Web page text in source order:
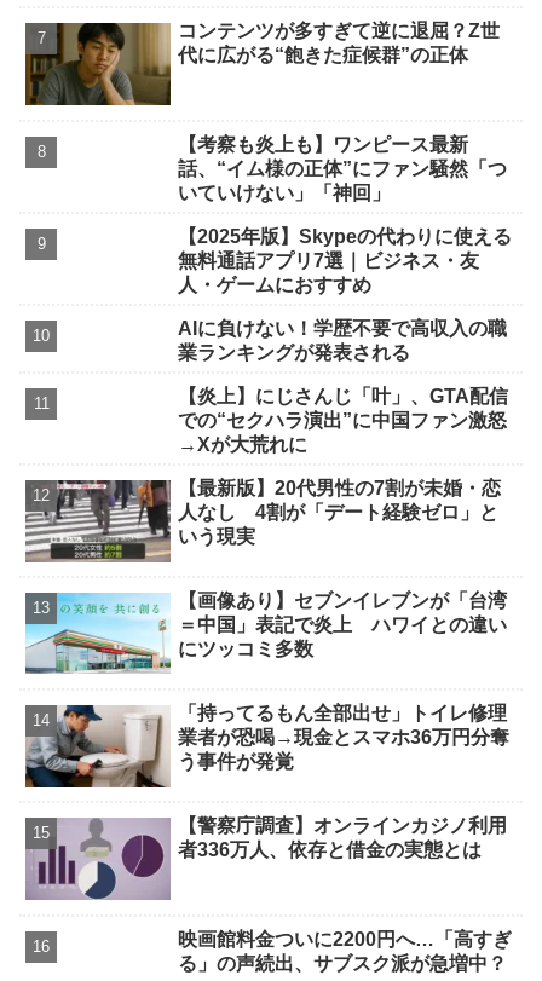
コンテンツが多すぎて逆に退屈？Z世
代に広がる“飽きた症候群”の正体
【考察も炎上も】ワンピース最新
話、“イム様の正体”にファン騒然「つ
いていけない」「神回」
【2025年版】Skypeの代わりに使える
無料通話アプリ7選｜ビジネス・友
人・ゲームにおすすめ
AIに負けない！学歴不要で高収入の職
業ランキングが発表される
【炎上】にじさんじ「叶」、GTA配信
での“セクハラ演出”に中国ファン激怒
→Xが大荒れに
【最新版】20代男性の7割が未婚・恋
人なし 4割が「デート経験ゼロ」と
いう現実
【画像あり】セブンイレブンが「台湾
＝中国」表記で炎上 ハワイとの違い
にツッコミ多数
「持ってるもん全部出せ」トイレ修理
業者が恐喝→現金とスマホ36万円分奪
う事件が発覚
【警察庁調査】オンラインカジノ利用
者336万人、依存と借金の実態とは
映画館料金ついに2200円へ…「高すぎ
る」の声続出、サブスク派が急増中？